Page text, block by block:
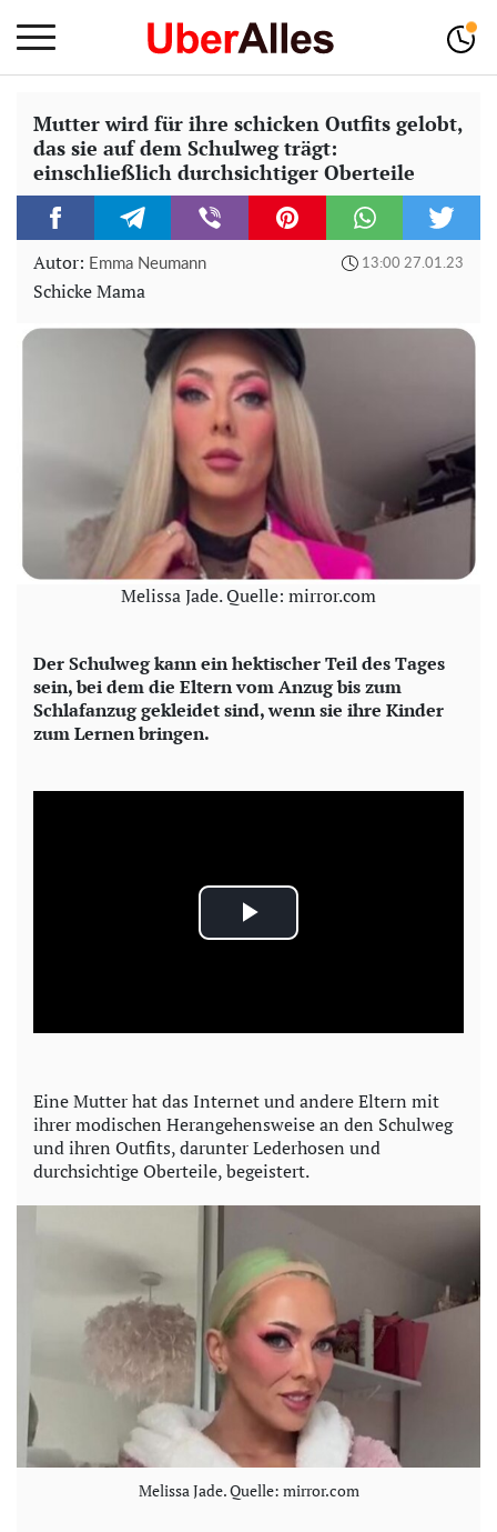
Mutter wird für ihre schicken Outfits gelobt,
das sie auf dem Schulweg trägt:
einschließlich durchsichtiger Oberteile
Autor: Emma Neumann 13:00 27.01.23
Schicke Mama
Melissa Jade. Quelle: mirror.com
Der Schulweg kann ein hektischer Teil des Tages
sein, bei dem die Eltern vom Anzug bis zum
Schlafanzug gekleidet sind, wenn sie ihre Kinder
zum Lernen bringen.
P
a
y
V
i
e
o
Eine Mutter hat das Internet und andere Eltern mit
ihrer modischen Herangehensweise an den Schulweg
und ihren Outfits, darunter Lederhosen und
durchsichtige Oberteile, begeistert.
Melissa Jade. Quelle: mirror.com